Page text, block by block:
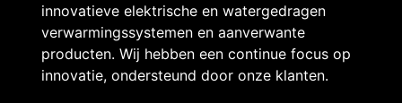
innovatieve elektrische en watergedragen
verwarmingssystemen en aanverwante
producten. Wij hebben een continue focus op
innovatie, ondersteund door onze klanten.